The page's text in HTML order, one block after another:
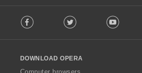
o
w
O
Facebook Twitter Youtube
DOWNLOAD OPERA